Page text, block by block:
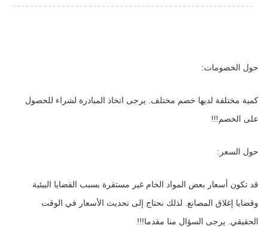
حول الخصومات:
على الخصم!!!
حول السعر:
قد تكون أسعار بعض المواد الخام غير مستقرة بسبب القضايا البيئية
وقضايا إغلاق المصانع. لذلك نحتاج إلى تحديث الأسعار في الوقت
الحقيقي. يرجى السؤال منا مقدما!!!